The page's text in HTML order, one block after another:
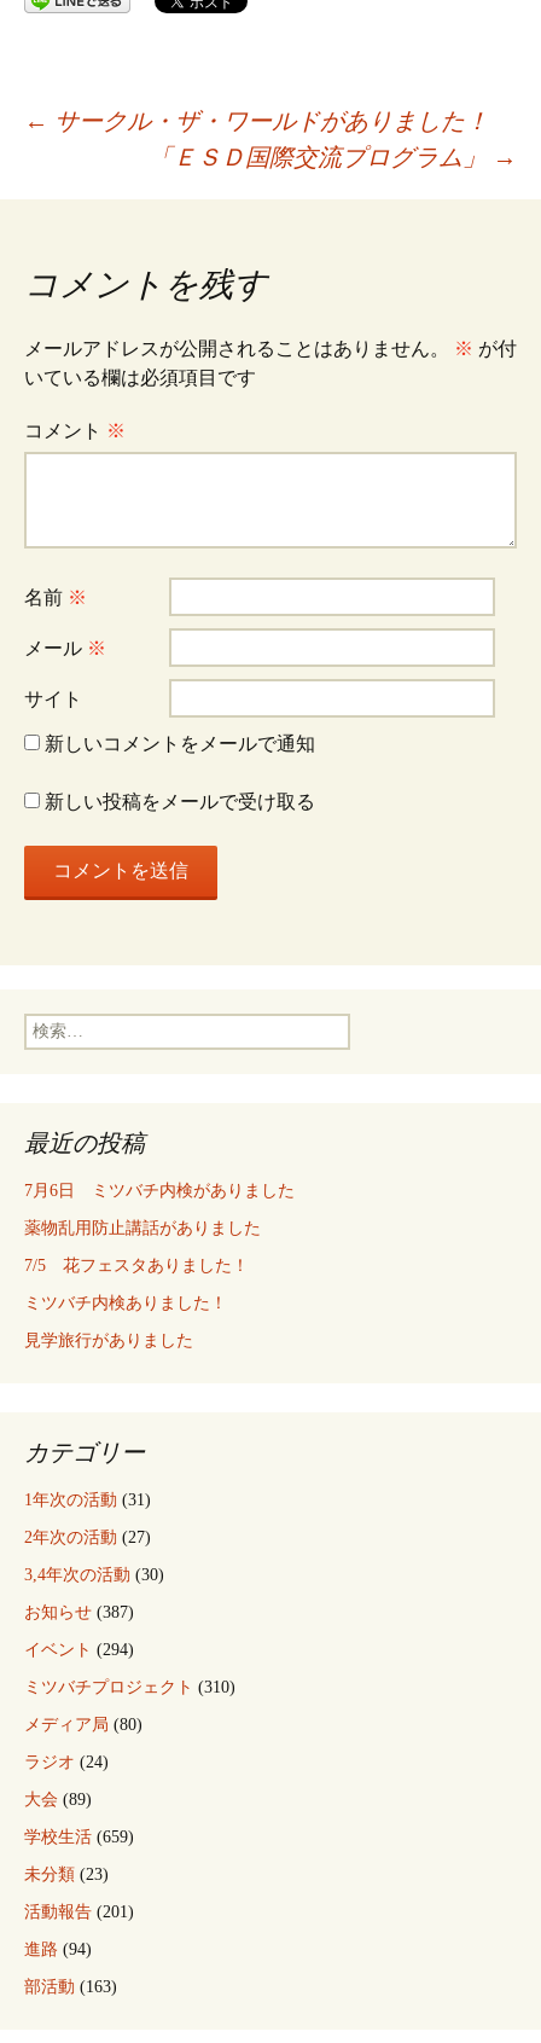
投
稿
ナ
ビ
ゲ
シ
ョ
ン
← サークル・ザ・ワールドがありました！
「ＥＳＤ国際交流プログラム」
→
コメントを残す
メールアドレスが公開されることはありません。 ※ が付
いている欄は必須項目です
コメント ※
名前 ※
メール ※
サイト
新しいコメントをメールで通知
新しい投稿をメールで受け取る
検
索:
最近の投稿
7月6日 ミツバチ内検がありました
薬物乱用防止講話がありました
7/5 花フェスタありました！
ミツバチ内検ありました！
見学旅行がありました
カテゴリー
1年次の活動 (31)
2年次の活動 (27)
3,4年次の活動 (30)
お知らせ (387)
イベント (294)
ミツバチプロジェクト (310)
メディア局 (80)
ラジオ (24)
大会 (89)
学校生活 (659)
未分類 (23)
活動報告 (201)
進路 (94)
部活動 (163)